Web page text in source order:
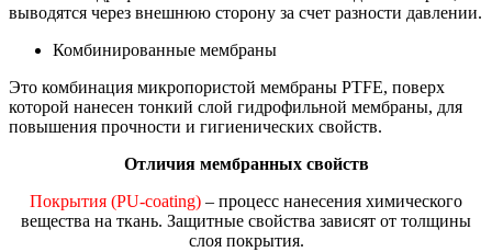
выводятся через внешнюю сторону за счет разности давлении.
Комбинированные мембраны
Это комбинация микропористой мембраны PTFE, поверх
которой нанесен тонкий слой гидрофильной мембраны, для
повышения прочности и гигиенических свойств.
Отличия мембранных свойств
Покрытия (PU-coating) – процесс нанесения химического
вещества на ткань. Защитные свойства зависят от толщины
слоя покрытия.